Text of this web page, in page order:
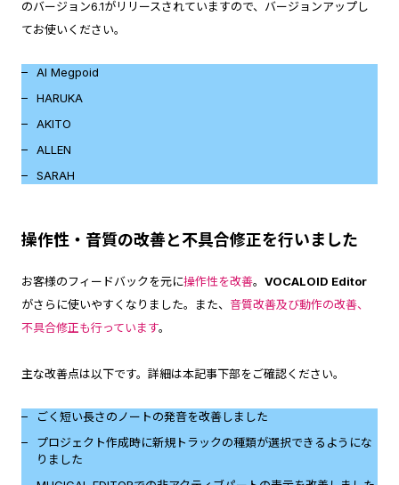
のバージョン6.1がリリースされていますので、バージョンアップし
てお使いください。
AI Megpoid
HARUKA
AKITO
ALLEN
SARAH
操作性・音質の改善と不具合修正を行いました
お客様のフィードバックを元に操作性を改善。 VOCALOID Editor
がさらに使いやすくなりました。また、 音質改善及び動作の改善、
不具合修正も行っています。
主な改善点は以下です。詳細は本記事下部をご確認ください。
ごく短い長さのノートの発音を改善しました
プロジェクト作成時に新規トラックの種類が選択できるようにな
りました